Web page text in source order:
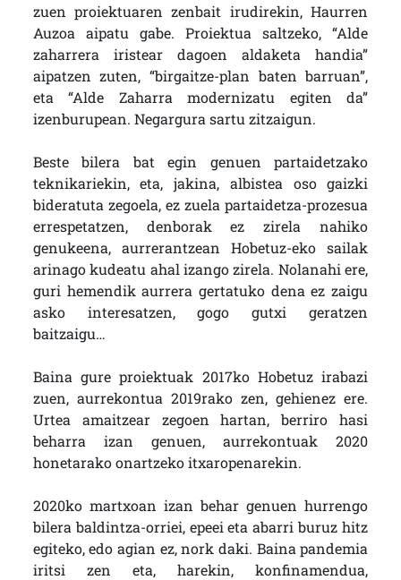
zuen proiektuaren zenbait irudirekin, Haurren
Auzoa aipatu gabe. Proiektua saltzeko, “Alde
zaharrera iristear dagoen aldaketa handia”
aipatzen zuten, “birgaitze-plan baten barruan”,
eta “Alde Zaharra modernizatu egiten da”
izenburupean. Negargura sartu zitzaigun.
Beste bilera bat egin genuen partaidetzako
teknikariekin, eta, jakina, albistea oso gaizki
bideratuta zegoela, ez zuela partaidetza-prozesua
errespetatzen, denborak ez zirela nahiko
genukeena, aurrerantzean Hobetuz-eko sailak
arinago kudeatu ahal izango zirela. Nolanahi ere,
guri hemendik aurrera gertatuko dena ez zaigu
asko interesatzen, gogo gutxi geratzen
baitzaigu…
Baina gure proiektuak 2017ko Hobetuz irabazi
zuen, aurrekontua 2019rako zen, gehienez ere.
Urtea amaitzear zegoen hartan, berriro hasi
beharra izan genuen, aurrekontuak 2020
honetarako onartzeko itxaropenarekin.
2020ko martxoan izan behar genuen hurrengo
bilera baldintza-orriei, epeei eta abarri buruz hitz
egiteko, edo agian ez, nork daki. Baina pandemia
iritsi zen eta, harekin, konfinamendua,